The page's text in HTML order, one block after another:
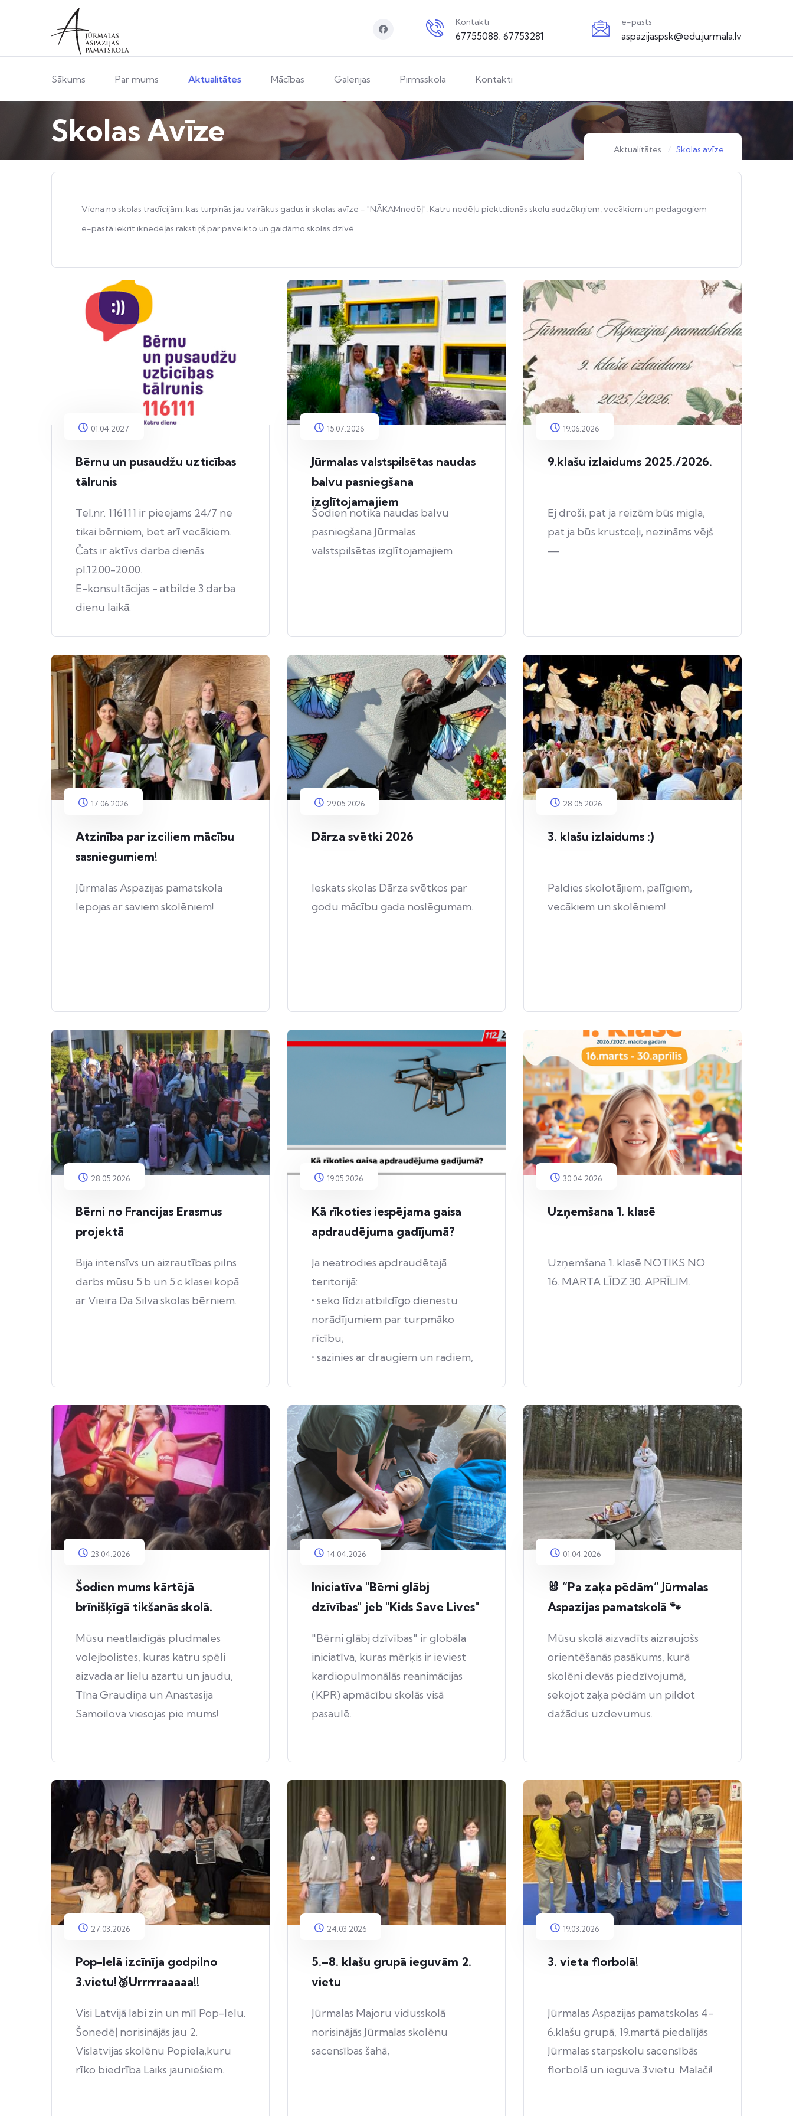
Kontakti
67755088; 67753281
e-pasts
aspazijaspsk@edu.jurmala.lv
Sākums Par mums Aktualitātes Mācības Galerijas Pirmsskola Kontakti
Skolas Avīze
Aktualitātes Skolas avīze
Viena no skolas tradīcijām, kas turpinās jau vairākus gadus ir skolas avīze - "NĀKAMnedēļ". Katru nedēļu piektdienās skolu audzēkņiem, vecākiem un pedagogiem
e-pastā iekrīt iknedēļas rakstiņš par paveikto un gaidāmo skolas dzīvē.
01.04.2027
Bērnu un pusaudžu uzticības
tālrunis
Tel.nr. 116111 ir pieejams 24/7 ne
tikai bērniem, bet arī vecākiem.
Čats ir aktīvs darba dienās
pl.12.00-20.00.
E-konsultācijas - atbilde 3 darba
dienu laikā.
15.07.2026
Jūrmalas valstspilsētas naudas
balvu pasniegšana
izglītojamajiem
Šodien notika naudas balvu
pasniegšana Jūrmalas
valstspilsētas izglītojamajiem
19.06.2026
9.klašu izlaidums 2025./2026.
Ej droši, pat ja reizēm būs migla,
pat ja būs krustceļi, nezināms vējš
—
17.06.2026
Atzinība par izciliem mācību
sasniegumiem!
Jūrmalas Aspazijas pamatskola
lepojas ar saviem skolēniem!
29.05.2026
Dārza svētki 2026
Ieskats skolas Dārza svētkos par
godu mācību gada noslēgumam.
28.05.2026
3. klašu izlaidums :)
Paldies skolotājiem, palīgiem,
vecākiem un skolēniem!
28.05.2026
Bērni no Francijas Erasmus
projektā
Bija intensīvs un aizrautības pilns
darbs mūsu 5.b un 5.c klasei kopā
ar Vieira Da Silva skolas bērniem.
19.05.2026
Kā rīkoties iespējama gaisa
apdraudējuma gadījumā?
Ja neatrodies apdraudētajā
teritorijā:
• seko līdzi atbildīgo dienestu
norādījumiem par turpmāko
rīcību;
• sazinies ar draugiem un radiem,
pārliecinies, ka viņi ir informēti
par apdraudējumu.
30.04.2026
Uzņemšana 1. klasē
Uzņemšana 1. klasē NOTIKS NO
16. MARTA LĪDZ 30. APRĪLIM.
23.04.2026
Šodien mums kārtējā
brīnišķīgā tikšanās skolā.
Mūsu neatlaidīgās pludmales
volejbolistes, kuras katru spēli
aizvada ar lielu azartu un jaudu,
Tīna Graudiņa un Anastasija
Samoilova viesojas pie mums!
14.04.2026
Iniciatīva "Bērni glābj
dzīvības" jeb "Kids Save Lives"
"Bērni glābj dzīvības" ir globāla
iniciatīva, kuras mērķis ir ieviest
kardiopulmonālās reanimācijas
(KPR) apmācību skolās visā
pasaulē.
01.04.2026
🐰 “Pa zaķa pēdām” Jūrmalas
Aspazijas pamatskolā 🐾
Mūsu skolā aizvadīts aizraujošs
orientēšanās pasākums, kurā
skolēni devās piedzīvojumā,
sekojot zaķa pēdām un pildot
dažādus uzdevumus.
27.03.2026
Pop-Ielā izcīnīja godpilno
3.vietu!🥉Urrrrraaaaa!!
Visi Latvijā labi zin un mīl Pop-Ielu.
Šonedēļ norisinājās jau 2.
Vislatvijas skolēnu Popiela,kuru
rīko biedrība Laiks jauniešiem.
24.03.2026
5.–8. klašu grupā ieguvām 2.
vietu
Jūrmalas Majoru vidusskolā
norisinājās Jūrmalas skolēnu
sacensības šahā,
19.03.2026
3. vieta florbolā!
Jūrmalas Aspazijas pamatskolas 4-
6.klašu grupā, 19.martā piedalījās
Jūrmalas starpskolu sacensībās
florbolā un ieguva 3.vietu. Malači!